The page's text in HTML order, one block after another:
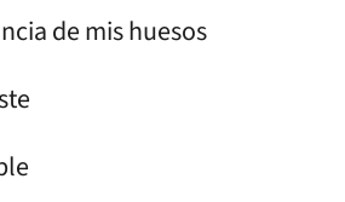
de mis huesos